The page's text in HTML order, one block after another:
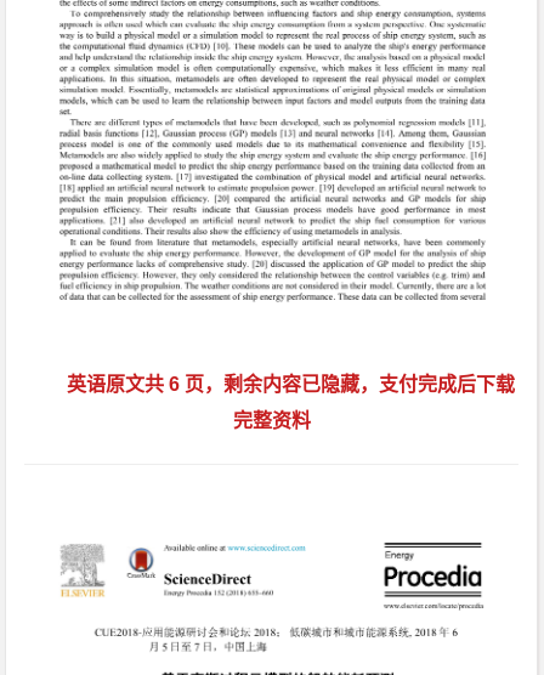
英语原文共 6 页，剩余内容已隐藏，支付完成后下载
完整资料